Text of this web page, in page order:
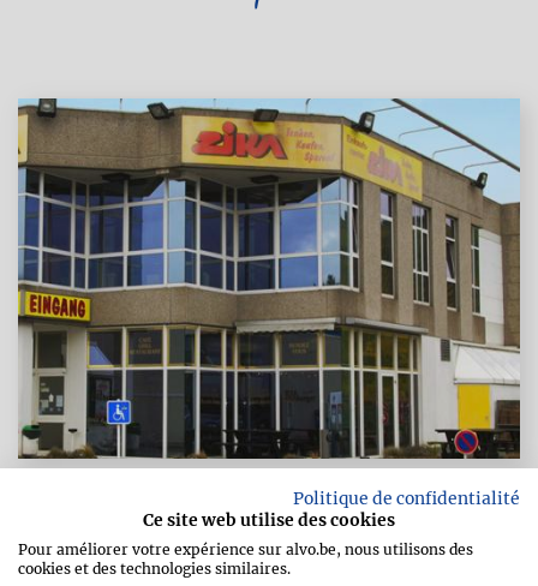
ZIKA SHOP MERTERT
Politique de confidentialité
Ce site web utilise des cookies
Pour améliorer votre expérience sur alvo.be, nous utilisons des
cookies et des technologies similaires.